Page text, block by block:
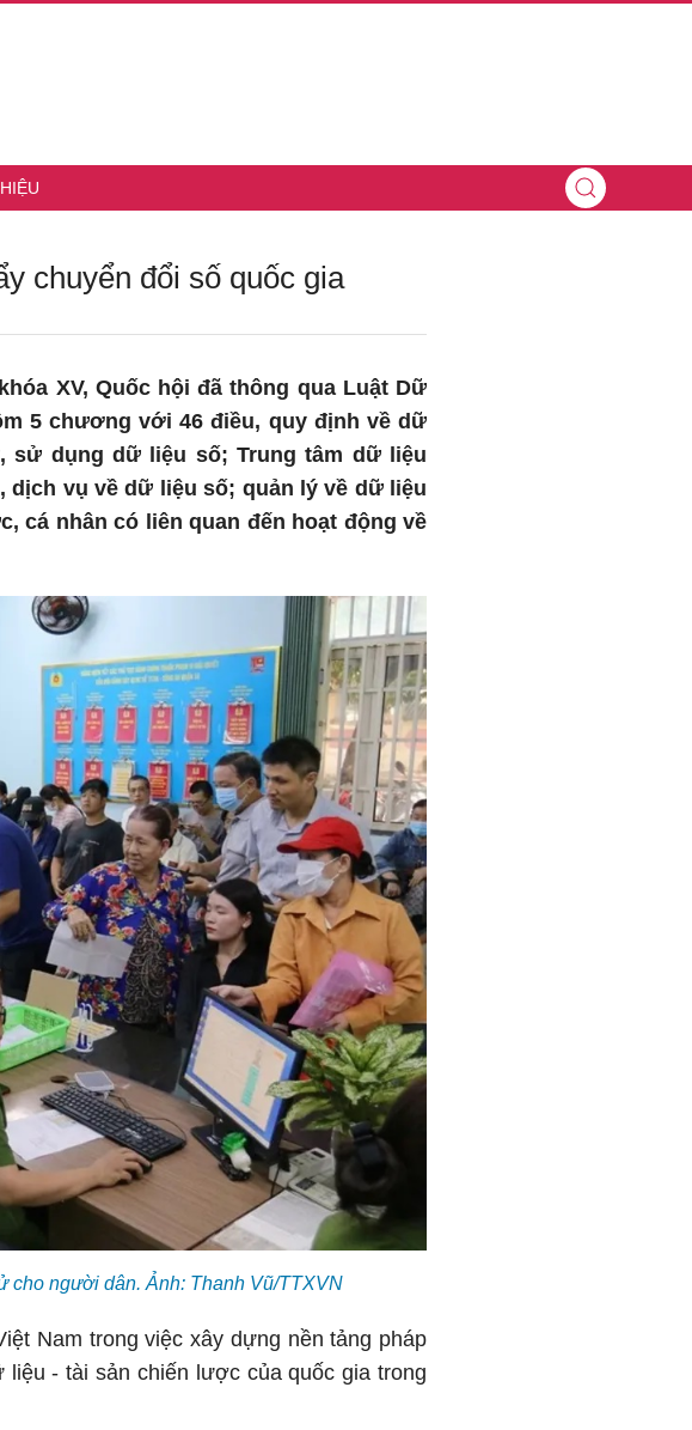
chuyển đổi số quốc gia
XV, Quốc hội đã thông qua Luật Dữ
5 chương với 46 điều, quy định về dữ
sử dụng dữ liệu số; Trung tâm dữ liệu
vụ về dữ liệu số; quản lý về dữ liệu
cá nhân có liên quan đến hoạt động về
cho người dân. Ảnh: Thanh Vũ/TTXVN
Nam trong việc xây dựng nền tảng pháp
- tài sản chiến lược của quốc gia trong